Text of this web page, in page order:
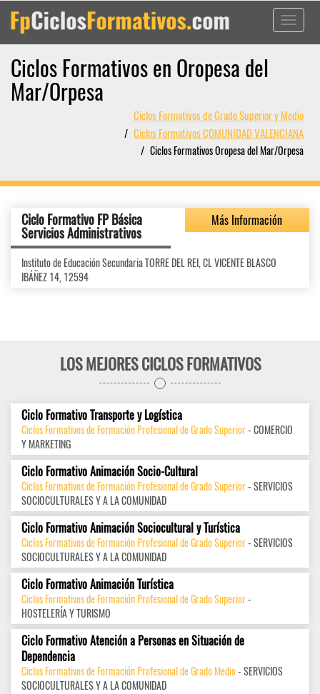
Toggle
Ciclos Formativos en Oropesa del
Mar/Orpesa
Ciclos Formativos de Grado Superior y Medio
Ciclos Formativos COMUNIDAD VALENCIANA
Ciclos Formativos Oropesa del Mar/Orpesa
Ciclo Formativo FP Básica
Servicios Administrativos
Más Información
Instituto de Educación Secundaria TORRE DEL REI, CL VICENTE BLASCO
IBÁÑEZ 14, 12594
LOS MEJORES CICLOS FORMATIVOS
Ciclo Formativo Transporte y Logística
Ciclos Formativos de Formación Profesional de Grado Superior- COMERCIO
Y MARKETING
Ciclo Formativo Animación Socio-Cultural
Ciclos Formativos de Formación Profesional de Grado Superior- SERVICIOS
SOCIOCULTURALES Y A LA COMUNIDAD
Ciclo Formativo Animación Sociocultural y Turística
Ciclos Formativos de Formación Profesional de Grado Superior- SERVICIOS
SOCIOCULTURALES Y A LA COMUNIDAD
Ciclo Formativo Animación Turística
Ciclos Formativos de Formación Profesional de Grado Superior-
HOSTELERÍA Y TURISMO
Ciclo Formativo Atención a Personas en Situación de
Dependencia
Ciclos Formativos de Formación Profesional de Grado Medio- SERVICIOS
SOCIOCULTURALES Y A LA COMUNIDAD